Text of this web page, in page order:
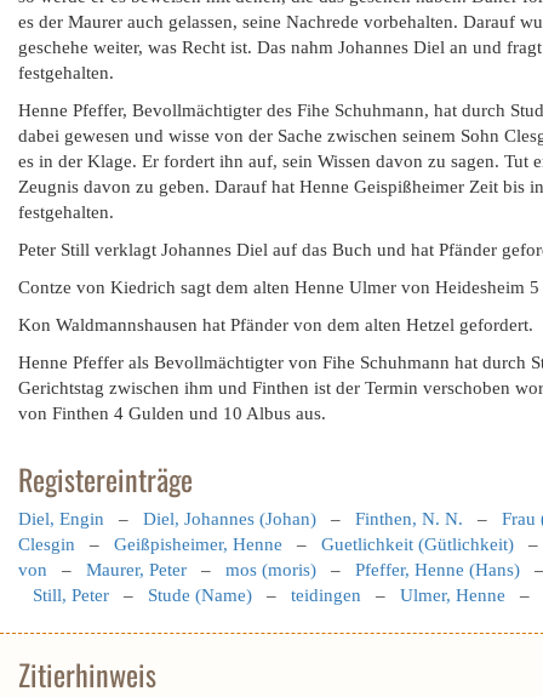
es der Maurer auch gelassen, seine Nachrede vorbehalten. Darauf
geschehe weiter, was Recht ist. Das nahm Johannes Diel an und
festgehalten.
Henne Pfeffer, Bevollmächtigter des Fihe Schuhmann, hat durch
dabei gewesen und wisse von der Sache zwischen seinem Sohn
es in der Klage. Er fordert ihn auf, sein Wissen davon zu sagen. Tut
Zeugnis davon zu geben. Darauf hat Henne Geispißheimer Zeit bis
festgehalten.
Peter Still verklagt Johannes Diel auf das Buch und hat Pfänder
Contze von Kiedrich sagt dem alten Henne Ulmer von Heidesheim
Kon Waldmannshausen hat Pfänder von dem alten Hetzel gefordert.
Henne Pfeffer als Bevollmächtigter von Fihe Schuhmann hat durch
Gerichtstag zwischen ihm und Finthen ist der Termin verschoben
von Finthen 4 Gulden und 10 Albus aus.
Registereinträge
Diel, Engin – Diel, Johannes (Johan) – Finthen, N. N. – Frau
Clesgin – Geißpisheimer, Henne – Guetlichkeit (Gütlichkeit)
von – Maurer, Peter – mos (moris) – Pfeffer, Henne (Hans)
Still, Peter – Stude (Name) – teidingen – Ulmer, Henne –
Zitierhinweis